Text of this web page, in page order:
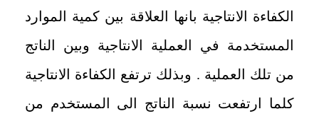
الكفاءة الانتاجية بانها العلاقة بين كمية الموارد
المستخدمة في العملية الانتاجية وبين الناتج
من تلك العملية . وبذلك ترتفع الكفاءة الانتاجية
كلما ارتفعت نسبة الناتج الى المستخدم من